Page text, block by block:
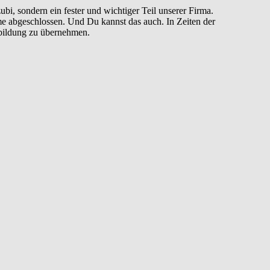
sondern ein fester und wichtiger Teil unserer Firma.
Und Du kannst das auch. In Zeiten der
zu übernehmen.